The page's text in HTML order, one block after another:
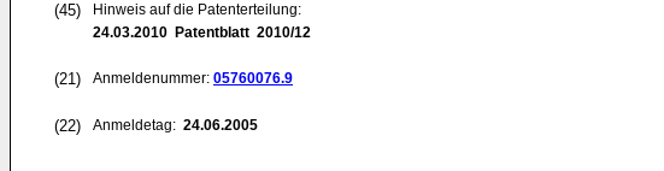
(45)
Hinweis auf die Patenterteilung:
24.03.2010 Patentblatt 2010/12
(21) Anmeldenummer: 05760076.9
(22) Anmeldetag: 24.06.2005